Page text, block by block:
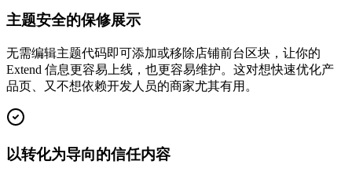
主题安全的保修展示
无需编辑主题代码即可添加或移除店铺前台区块，让你的
Extend 信息更容易上线，也更容易维护。这对想快速优化产
品页、又不想依赖开发人员的商家尤其有用。
以转化为导向的信任内容